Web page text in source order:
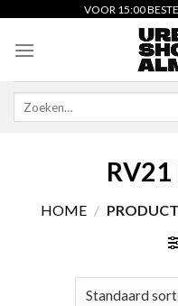
content
VOOR 15:00
HOME /